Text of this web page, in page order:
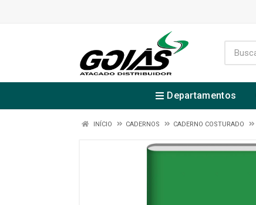
Departamentos
INÍCIO CADERNOS CADERNO COSTURADO